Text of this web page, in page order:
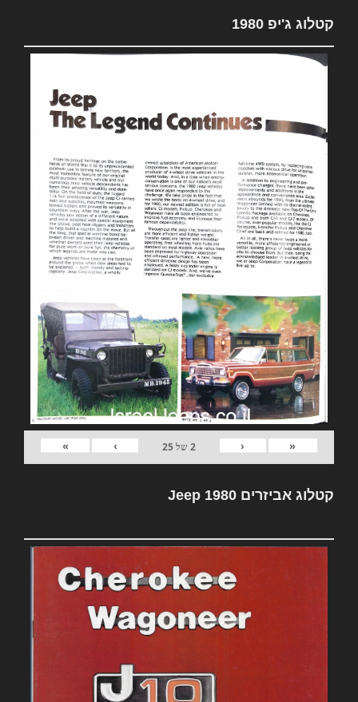
קטלוג ג'יפ 1980
«
‹
2של25
›
»
קטלוג אביזרים Jeep 1980